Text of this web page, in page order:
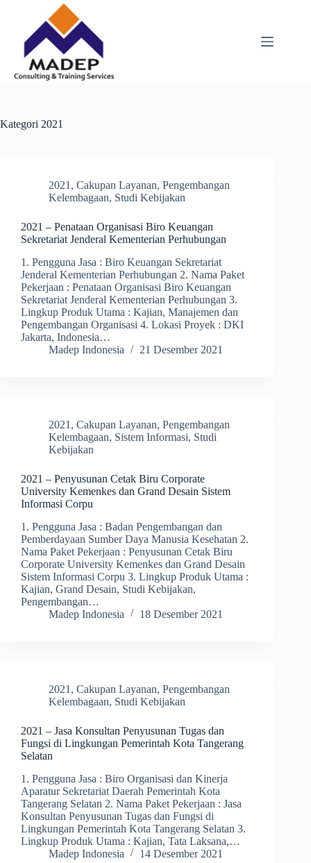
Kategori 2021
2021, Cakupan Layanan, Pengembangan
Kelembagaan, Studi Kebijakan
2021 – Penataan Organisasi Biro Keuangan
Sekretariat Jenderal Kementerian Perhubungan
1. Pengguna Jasa : Biro Keuangan Sekretariat
Jenderal Kementerian Perhubungan 2. Nama Paket
Pekerjaan : Penataan Organisasi Biro Keuangan
Sekretariat Jenderal Kementerian Perhubungan 3.
Lingkup Produk Utama : Kajian, Manajemen dan
Pengembangan Organisasi 4. Lokasi Proyek : DKI
Jakarta, Indonesia…
Madep Indonesia
21 Desember 2021
2021 , Cakupan Layanan, Pengembangan
Kelembagaan, Sistem Informasi, Studi
Kebijakan
2021 – Penyusunan Cetak Biru Corporate
University Kemenkes dan Grand Desain Sistem
Informasi Corpu
1. Pengguna Jasa : Badan Pengembangan dan
Pemberdayaan Sumber Daya Manusia Kesehatan 2.
Nama Paket Pekerjaan : Penyusunan Cetak Biru
Corporate University Kemenkes dan Grand Desain
Sistem Informasi Corpu 3. Lingkup Produk Utama :
Kajian, Grand Desain, Studi Kebijakan,
Pengembangan…
Madep Indonesia
18 Desember 2021
2021 , Cakupan Layanan, Pengembangan
Kelembagaan, Studi Kebijakan
2021 – Jasa Konsultan Penyusunan Tugas dan
Fungsi di Lingkungan Pemerintah Kota Tangerang
Selatan
1. Pengguna Jasa : Biro Organisasi dan Kinerja
Aparatur Sekretariat Daerah Pemerintah Kota
Tangerang Selatan 2. Nama Paket Pekerjaan : Jasa
Konsultan Penyusunan Tugas dan Fungsi di
Lingkungan Pemerintah Kota Tangerang Selatan 3.
Lingkup Produk Utama : Kajian, Tata Laksana,…
Madep Indonesia
14 Desember 2021